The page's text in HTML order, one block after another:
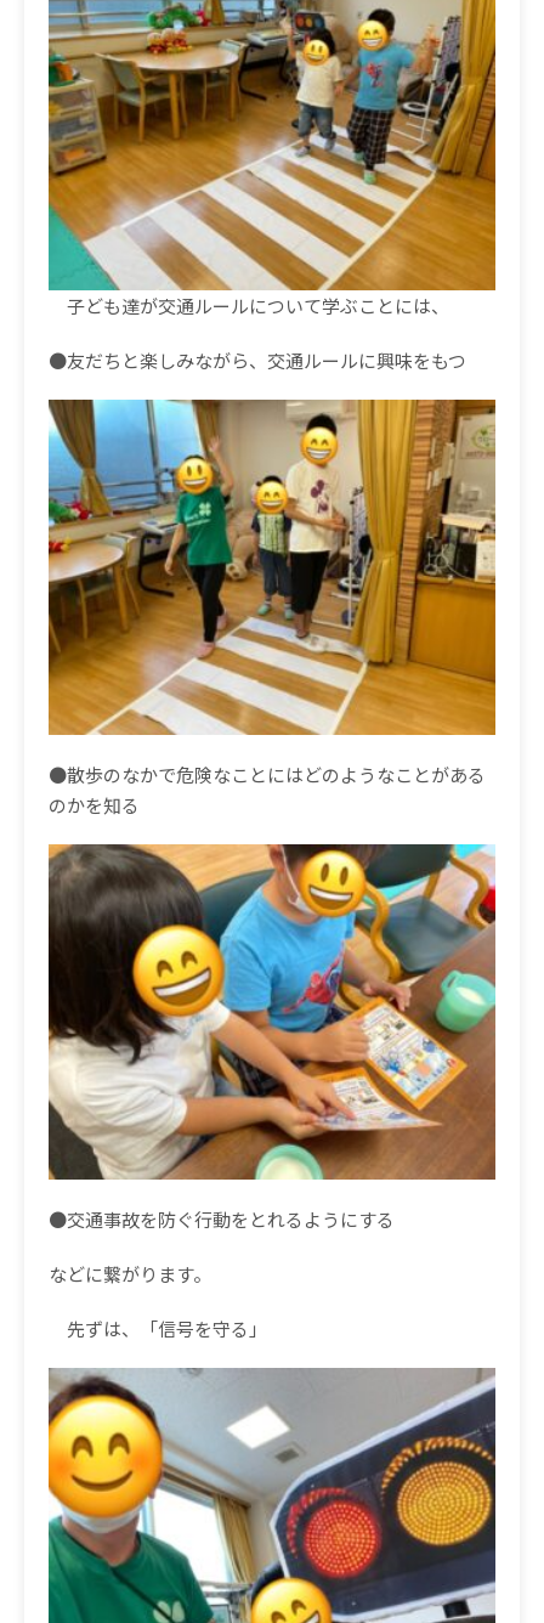
子ども達が交通ルールについて学ぶことには、
●友だちと楽しみながら、交通ルールに興味をもつ
●散歩のなかで危険なことにはどのようなことがある
のかを知る
●交通事故を防ぐ行動をとれるようにする
などに繋がります。
先ずは、「信号を守る」